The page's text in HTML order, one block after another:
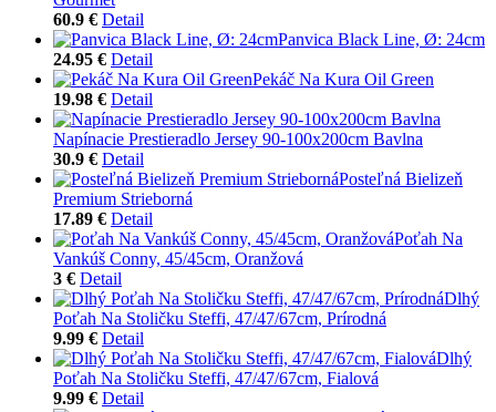
60.9 € Detail
Panvica Black Line, Ø: 24cm
24.95 € Detail
Pekáč Na Kura Oil Green
19.98 € Detail
Napínacie Prestieradlo Jersey 90-100x200cm Bavlna
30.9 € Detail
Posteľná Bielizeň
Premium Strieborná
17.89 € Detail
Poťah Na
Vankúš Conny, 45/45cm, Oranžová
3 € Detail
Dlhý
Poťah Na Stoličku Steffi, 47/47/67cm, Prírodná
9.99 € Detail
Dlhý
Poťah Na Stoličku Steffi, 47/47/67cm, Fialová
9.99 € Detail